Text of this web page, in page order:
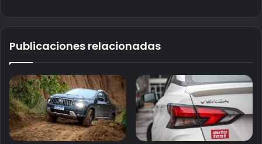
Publicaciones relacionadas